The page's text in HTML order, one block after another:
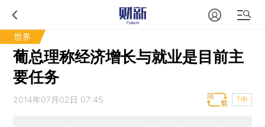
世界
葡总理称经济增长与就业是目前主
要任务
2014年07月02日 07:45 T中